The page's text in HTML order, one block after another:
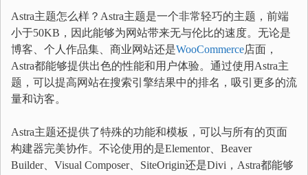
Astra主题怎么样？Astra主题是一个非常轻巧的主题，前端
小于50KB，因此能够为网站带来无与伦比的速度。无论是
博客、个人作品集、商业网站还是WooCommerce店面，
Astra都能够提供出色的性能和用户体验。通过使用Astra主
题，可以提高网站在搜索引擎结果中的排名，吸引更多的流
量和访客。
Astra主题还提供了特殊的功能和模板，可以与所有的页面
构建器完美协作。不论使用的是Elementor、Beaver
Builder、Visual Composer、SiteOrigin还是Divi，Astra都能够